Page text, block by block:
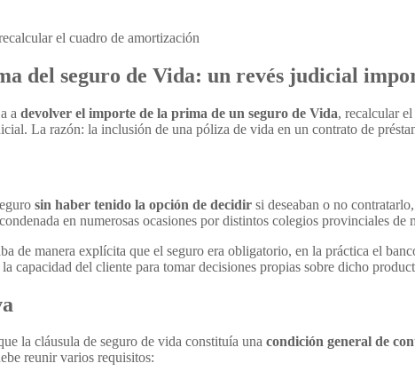
el cuadro de amortización
del seguro de Vida: un revés judicial
a devolver el importe de la prima de un seguro de Vida, recalcular
La razón: la inclusión de una póliza de vida en un contrato de
sin haber tenido la opción de decidir si deseaban o no
en numerosas ocasiones por distintos colegios provinciales
de manera explícita que el seguro era obligatorio, en la práctica el
capacidad del cliente para tomar decisiones propias sobre dicho
la cláusula de seguro de vida constituía una condición general de
reunir varios requisitos: